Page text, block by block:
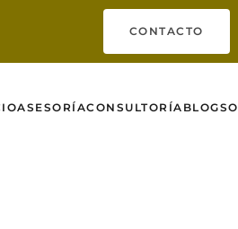
CONTACTO
ASESORÍACONSULTORÍA BLOG